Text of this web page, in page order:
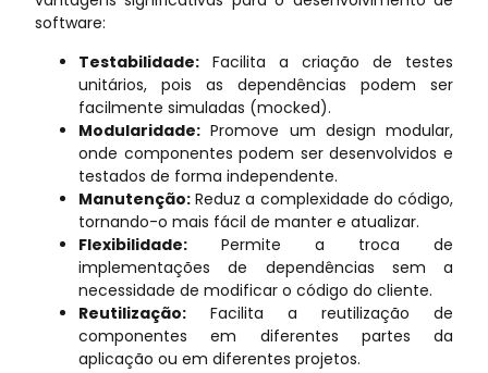
software:
Testabilidade: Facilita a criação de testes
unitários, pois as dependências podem ser
facilmente simuladas (mocked).
Modularidade: Promove um design modular,
onde componentes podem ser desenvolvidos e
testados de forma independente.
Manutenção: Reduz a complexidade do código,
tornando-o mais fácil de manter e atualizar.
Flexibilidade: Permite a troca de
implementações de dependências sem a
necessidade de modificar o código do cliente.
Reutilização: Facilita a reutilização de
componentes em diferentes partes da
aplicação ou em diferentes projetos.